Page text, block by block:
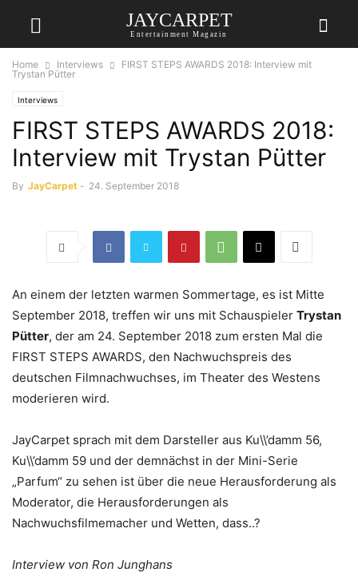
JAYCARPET
Entertainment Magazin
Home Interviews
FIRST STEPS AWARDS 2018: Interview mit
Trystan Pütter
Interviews
FIRST STEPS AWARDS 2018:
Interview mit Trystan Pütter
By JayCarpet - 24. September 2018
An einem der letzten warmen Sommertage, es ist Mitte
September 2018, treffen wir uns mit Schauspieler Trystan
Pütter, der am 24. September 2018 zum ersten Mal die
FIRST STEPS AWARDS, den Nachwuchspreis des
deutschen Filmnachwuchses, im Theater des Westens
moderieren wird.
JayCarpet sprach mit dem Darsteller aus Ku\\’damm 56,
Ku\\’damm 59 und der demnächst in der Mini-Serie
„Parfum“ zu sehen ist über die neue Herausforderung als
Moderator, die Herausforderungen als
Nachwuchsfilmemacher und Wetten, dass..?
Interview von Ron Junghans